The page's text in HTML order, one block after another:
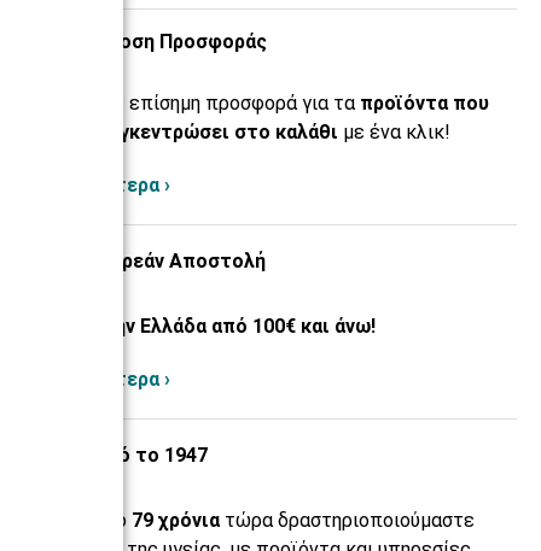
Έκδοση Προσφοράς
Αιτηθείτε επίσημη προσφορά για τα προϊόντα που
έχετε συγκεντρώσει στο καλάθι με ένα κλικ!
Περισσότερα ›
Δωρεάν Αποστολή
Σε όλη την Ελλάδα από 100€ και άνω!
Περισσότερα ›
Από το 1947
Πάνω από 79 χρόνια τώρα δραστηριοποιούμαστε